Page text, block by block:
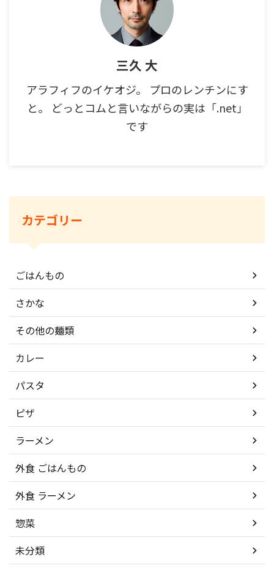
三久 大
アラフィフのイケオジ。 プロのレンチンにす
と。 どっとコムと言いながらの実は「.net」
です
カテゴリー
ごはんもの
さかな
その他の麺類
カレー
パスタ
ピザ
ラーメン
外食 ごはんもの
外食 ラーメン
惣菜
未分類